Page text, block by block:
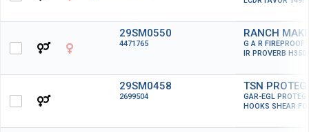
29SM0550
4471765
RANCH
G A R FIREPROOF
IR PROVERB H350
29SM0458
2699504
TSN
GAR-EGL
HOOKS SHEAR